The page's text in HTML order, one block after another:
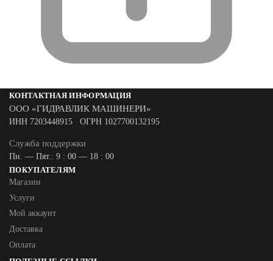
КОНТАКТНАЯ ИНФОРМАЦИЯ
ООО «ГИДРАВЛИК МАШИНЕРИ»
ИНН 7203448915 ОГРН 1027700132195
Служба поддержки
Пн. — Пят.: 9 : 00 — 18 : 00
ПОКУПАТЕЛЯМ
Магазин
Услуги
Мой аккаунт
Доставка
Оплата